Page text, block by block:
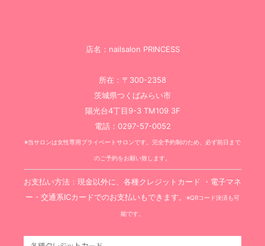
店名：nailsalon PRINCESS
所在：〒300-2358
茨城県つくばみらい市
陽光台4丁目9-3 TM109 3F
電話：0297-57-0052
※当サロンは女性専用プライベートサロンです。完全予約制のため、必ず前日まで
のご予約をお願い致します。
お支払い方法：現金以外に、各種クレジットカード ・電子マネ
ー・交通系ICカードでのお支払いもできます。
※QRコード決済も可
能です。